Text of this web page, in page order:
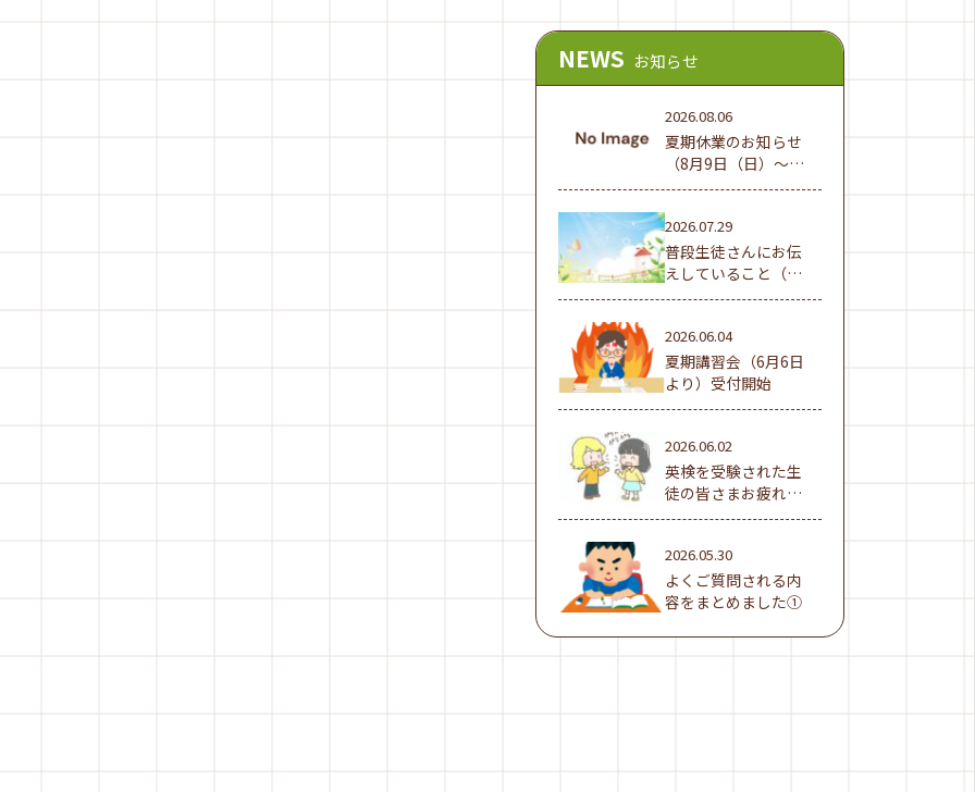
NEWS お知らせ
2026.08.06
夏期休業のお知らせ
（8月9日（日）～16
日（日））
2026.07.29
普段生徒さんにお伝
えしていること（夏
休み編①）
2026.06.04
夏期講習会（6月6日
より）受付開始
2026.06.02
英検を受験された生
徒の皆さまお疲れ様
でした！
2026.05.30
よくご質問される内
容をまとめました①